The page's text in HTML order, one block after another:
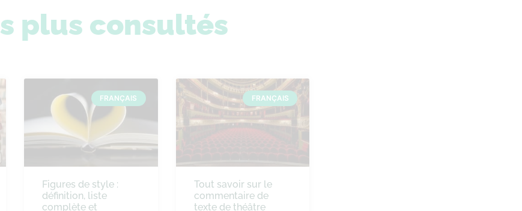
plus consultés
FRANÇAIS
Figures de style :
définition, liste
complète et
FRANÇAIS
Tout savoir sur le
commentaire de
texte de théâtre